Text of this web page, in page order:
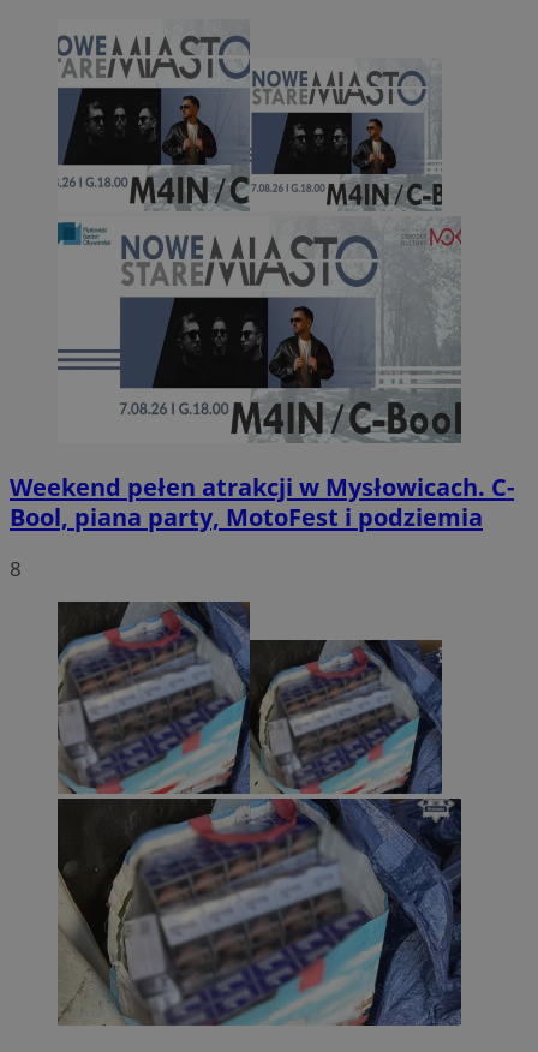
Weekend pełen atrakcji w Mysłowicach. C-
Bool, piana party, MotoFest i podziemia
8